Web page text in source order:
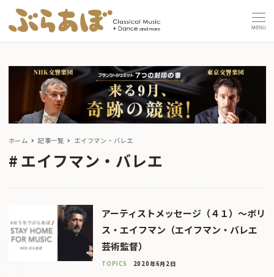
MENU
ホーム 記事一覧 エイフマン・バレエ
エイフマン・バレエ
アーティストメッセージ（４１）～ボリ
ス・エイフマン（エイフマン・バレエ
芸術監督）
TOPICS 2020年6月2日